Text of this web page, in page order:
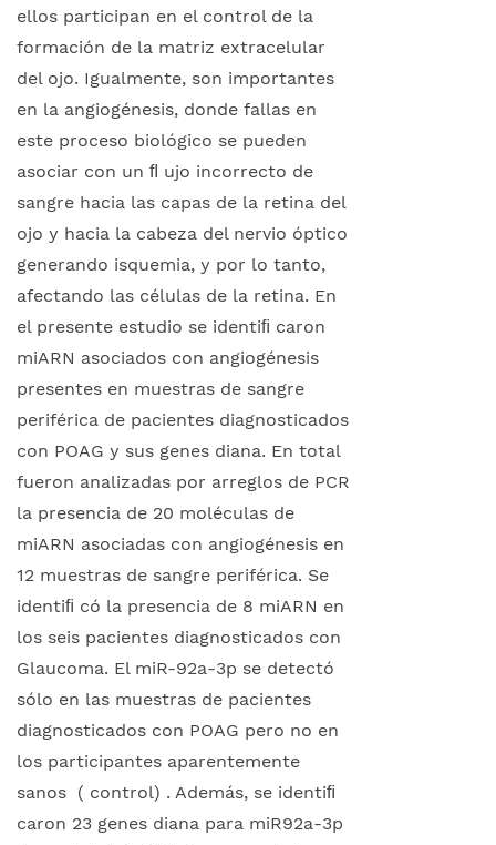
ellos participan en el control de la
formación de la matriz extracelular
del ojo. Igualmente, son importantes
en la angiogénesis, donde fallas en
este proceso biológico se pueden
asociar con un ﬂ ujo incorrecto de
sangre hacia las capas de la retina del
ojo y hacia la cabeza del nervio óptico
generando isquemia, y por lo tanto,
afectando las células de la retina. En
el presente estudio se identiﬁ caron
miARN asociados con angiogénesis
presentes en muestras de sangre
periférica de pacientes diagnosticados
con POAG y sus genes diana. En total
fueron analizadas por arreglos de PCR
la presencia de 20 moléculas de
miARN asociadas con angiogénesis en
12 muestras de sangre periférica. Se
identiﬁ có la presencia de 8 miARN en
los seis pacientes diagnosticados con
Glaucoma. El miR-92a-3p se detectó
sólo en las muestras de pacientes
diagnosticados con POAG pero no en
los participantes aparentemente
sanos ( control) . Además, se identiﬁ
caron 23 genes diana para miR92a-3p